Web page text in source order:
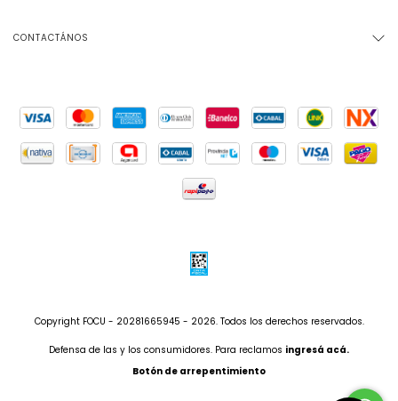
CONTACTÁNOS
Copyright FOCU - 20281665945 - 2026. Todos los derechos reservados.
Defensa de las y los consumidores. Para reclamos ingresá acá.
Botón de arrepentimiento